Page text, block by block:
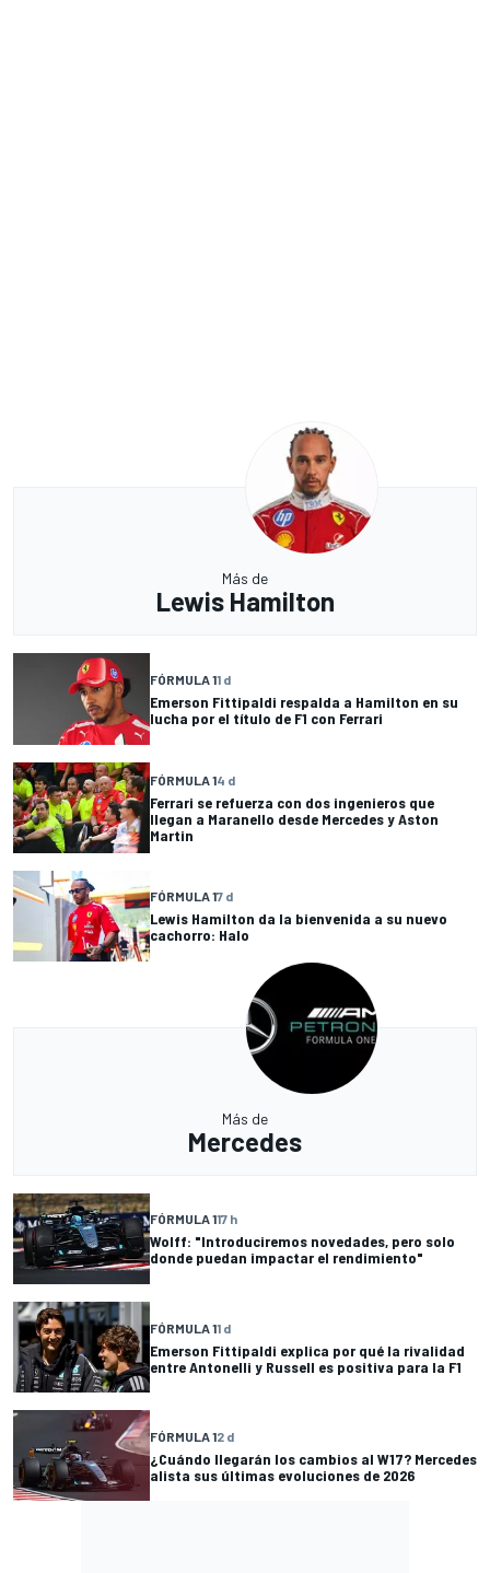
Más de
Lewis Hamilton
FÓRMULA 11 d
Emerson Fittipaldi respalda a Hamilton en su
lucha por el título de F1 con Ferrari
FÓRMULA 14 d
Ferrari se refuerza con dos ingenieros que
llegan a Maranello desde Mercedes y Aston
Martin
FÓRMULA 17 d
Lewis Hamilton da la bienvenida a su nuevo
cachorro: Halo
Más de
Mercedes
FÓRMULA 117 h
Wolff: "Introduciremos novedades, pero solo
donde puedan impactar el rendimiento"
FÓRMULA 11 d
Emerson Fittipaldi explica por qué la rivalidad
entre Antonelli y Russell es positiva para la F1
FÓRMULA 12 d
¿Cuándo llegarán los cambios al W17? Mercedes
alista sus últimas evoluciones de 2026